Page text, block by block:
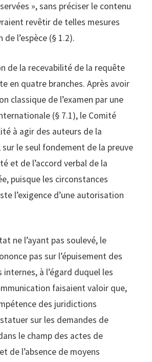
», sans préciser le contenu
revêtir de telles mesures
l’espèce (§ 1.2).
de la recevabilité de la requête
en quatre branches. Après avoir
classique de l’examen par une
(§ 7.1), le Comité
à agir des auteurs de la
le seul fondement de la preuve
et de l’accord verbal de la
puisque les circonstances
l’exigence d’une autorisation
ne l’ayant pas soulevé, le
pas sur l’épuisement des
à l’égard duquel les
faisaient valoir que,
des juridictions
sur les demandes de
le champ des actes de
de l’absence de moyens